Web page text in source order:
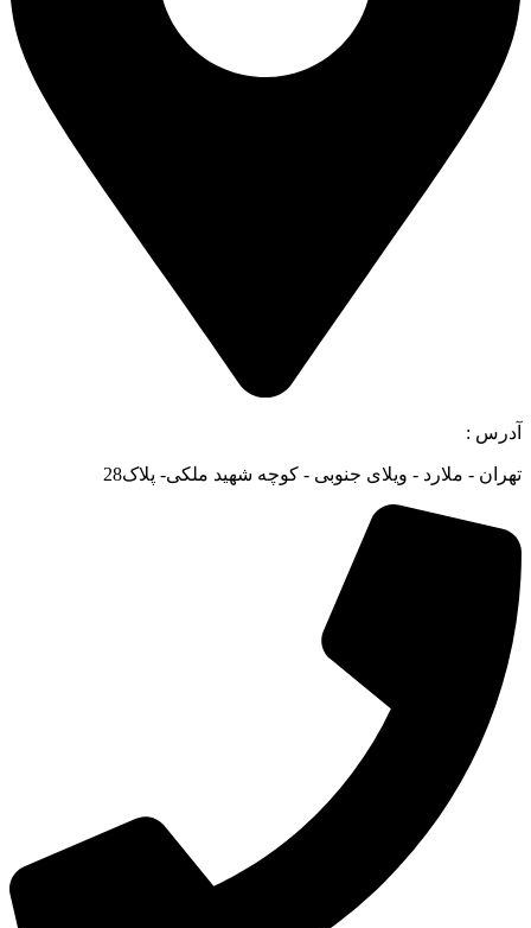
آدرس :
تهران - ملارد - ویلای جنوبی - کوچه شهید ملکی- پلاک28